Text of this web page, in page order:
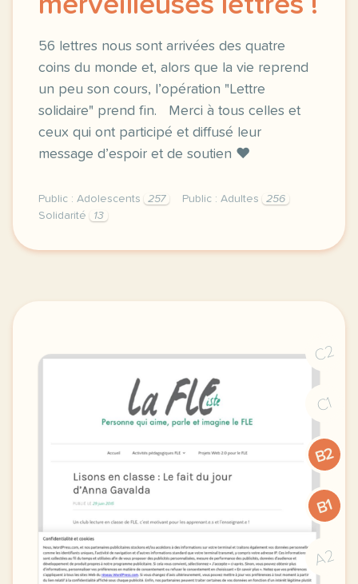
56 lettres nous sont arrivées des quatre
coins du monde et, alors que la vie reprend
un peu son cours, l’opération "Lettre
solidaire" prend fin. Merci à tous celles et
ceux qui ont participé et diffusé leur
message d’espoir et de soutien ❤️
Public : Adolescents 257 Public : Adultes
256
Solidarité
13
56 lettres nous sont arrivees des quatre coins
C2
C1
B2
B1
A2